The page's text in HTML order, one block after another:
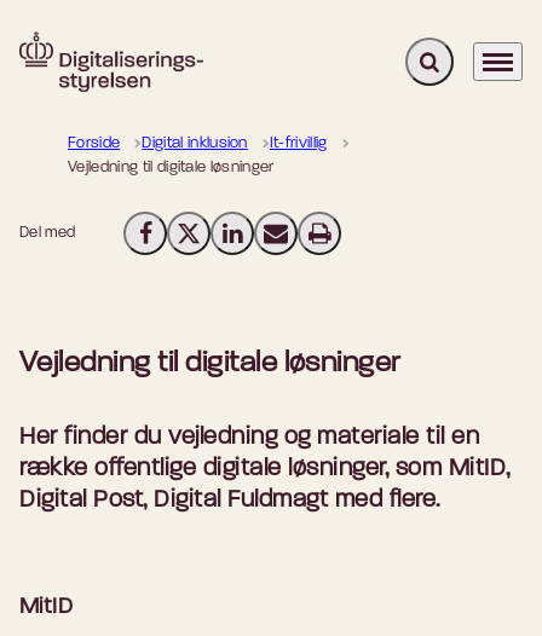
Gå til forsiden Fold søgefelt
Menu
Forside Digital inklusion
It-frivillig
Vejledning til digitale løsninger
Del med Del på Facebook
Del på X (Twitter)
Del på LinkedIn
Send email
Print
Vejledning til digitale løsninger
Her finder du vejledning og materiale til en
række offentlige digitale løsninger, som MitID,
Digital Post, Digital Fuldmagt med flere.
MitID